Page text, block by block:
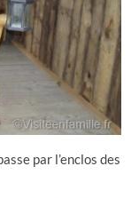
par l’enclos des